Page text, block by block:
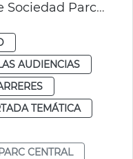
Nombramiento gerente Sociedad Parco Central València
AUDIENCIAS
TEMÁTICA
CENTRAL